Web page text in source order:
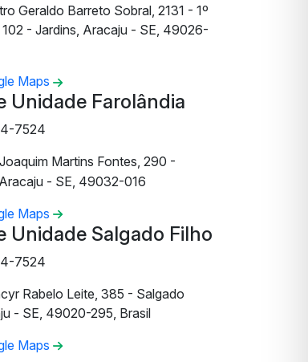
Geraldo Barreto Sobral, 2131 - 1º
- Jardins, Aracaju - SE, 49026-
Maps
Unidade Farolândia
7524
Martins Fontes, 290 -
- SE, 49032-016
Maps
Unidade Salgado Filho
7524
Rabelo Leite, 385 - Salgado
- SE, 49020-295, Brasil
Maps